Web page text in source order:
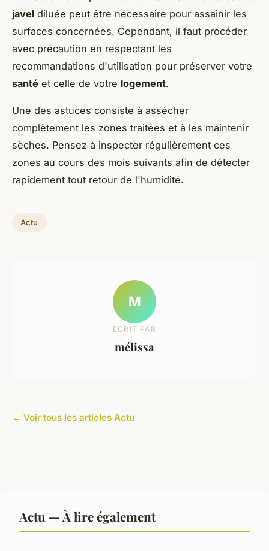
javel diluée peut être nécessaire pour assainir les
surfaces concernées. Cependant, il faut procéder
avec précaution en respectant les
recommandations d'utilisation pour préserver votre
santé et celle de votre logement.
Une des astuces consiste à assécher
complètement les zones traitées et à les maintenir
sèches. Pensez à inspecter régulièrement ces
zones au cours des mois suivants afin de détecter
rapidement tout retour de l'humidité.
Actu
M
ECRIT PAR
mélissa
← Voir tous les articles Actu
Actu — À lire également